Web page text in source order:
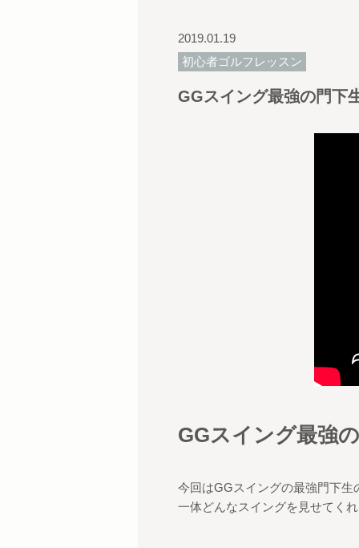
2019.01.19
初心者ゴルフレッスン
GGスイング最強の門下
GGスイング最強
今回はGGスイングの最強門下生
一体どんなスイングを見せてく